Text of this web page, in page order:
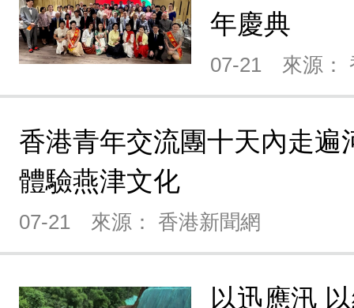
年慶典
07-21 來源：
香港青年交流團十天內走遍
體驗燕津文化
07-21 來源： 香港新聞網
以迅應汛